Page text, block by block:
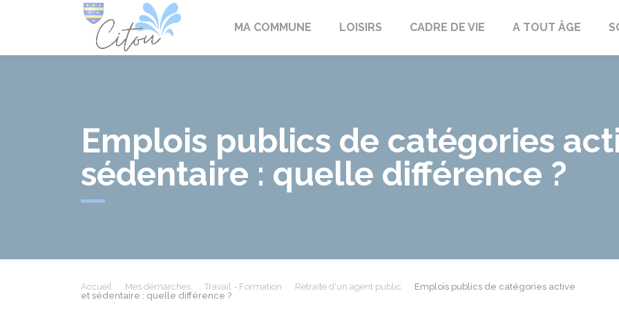
MA COMMUNE LOISIRS CADRE DE VIE A TOUT ÂGE
Emplois publics de catégories
sédentaire : quelle différence ?
Accueil Mes démarches Travail - Formation Retraite d'un agent public
Emplois publics de catégories active
et sédentaire : quelle différence ?